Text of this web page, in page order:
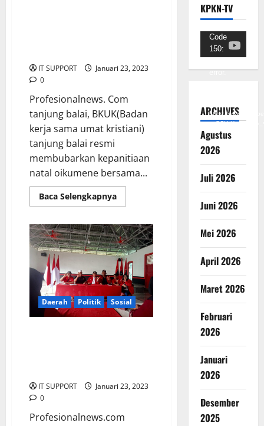
IT SUPPORT
Januari 23, 2023
0
Profesionalnews. Com
tanjung balai, BKUK(Badan
kerja sama umat kristiani)
tanjung balai resmi
membubarkan kepanitiaan
natal oikumene bersama...
Baca Selengkapnya
Daerah Politik Sosial
IT SUPPORT
Januari 23, 2023
0
Profesionalnews.com
KPKN-TV
Pemutar
Video
Code
150:
error.
https://
ARCHIVES
Agustus
2026
Juli 2026
Juni 2026
Mei 2026
April 2026
Maret 2026
Februari
2026
Januari
2026
Desember
2025